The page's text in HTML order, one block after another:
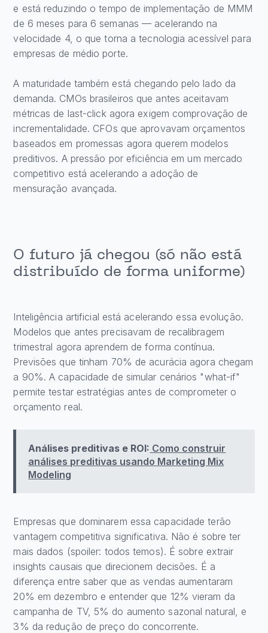
e está reduzindo o tempo de implementação de MMM
de 6 meses para 6 semanas — acelerando na
velocidade 4, o que torna a tecnologia acessível para
empresas de médio porte.
A maturidade também está chegando pelo lado da
demanda. CMOs brasileiros que antes aceitavam
métricas de last-click agora exigem comprovação de
incrementalidade. CFOs que aprovavam orçamentos
baseados em promessas agora querem modelos
preditivos. A pressão por eficiência em um mercado
competitivo está acelerando a adoção de
mensuração avançada.
O futuro já chegou (só não está
distribuído de forma uniforme)
Inteligência artificial está acelerando essa evolução.
Modelos que antes precisavam de recalibragem
trimestral agora aprendem de forma contínua.
Previsões que tinham 70% de acurácia agora chegam
a 90%. A capacidade de simular cenários "what-if"
permite testar estratégias antes de comprometer o
orçamento real.
Análises preditivas e ROI: Como construir
análises preditivas usando Marketing Mix
Modeling
Empresas que dominarem essa capacidade terão
vantagem competitiva significativa. Não é sobre ter
mais dados (spoiler: todos temos). É sobre extrair
insights causais que direcionem decisões. É a
diferença entre saber que as vendas aumentaram
20% em dezembro e entender que 12% vieram da
campanha de TV, 5% do aumento sazonal natural, e
3% da redução de preço do concorrente.